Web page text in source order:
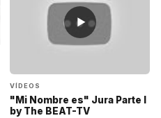
▶
VÍDEOS
"Mi Nombre es" Jura Parte I
by The BEAT-TV